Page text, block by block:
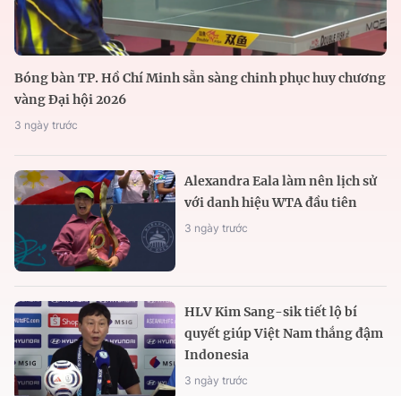
Bóng bàn TP. Hồ Chí Minh sẵn sàng chinh phục huy chương
vàng Đại hội 2026
3 ngày trước
Alexandra Eala làm nên lịch sử
với danh hiệu WTA đầu tiên
3 ngày trước
HLV Kim Sang-sik tiết lộ bí
quyết giúp Việt Nam thắng đậm
Indonesia
3 ngày trước